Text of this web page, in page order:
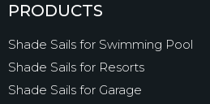
PRODUCTS
Shade Sails for Swimming Pool
Shade Sails for Resorts
Shade Sails for Garage